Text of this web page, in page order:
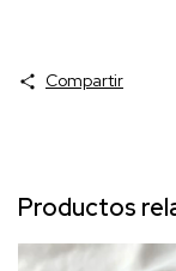
Compartir
Productos